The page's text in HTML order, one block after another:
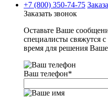
+7 (800) 350-74-75
Заказать звонок
Оставьте Ваше
специалисты свяжутся
время для решения
Ваш телефон*